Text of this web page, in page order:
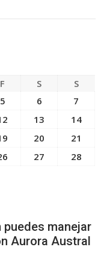
F S
S
5 6
7
13
14
20
21
27 28
manejar
Aurora Austral